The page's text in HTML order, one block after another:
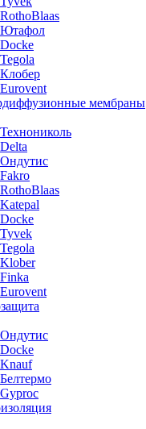
RothoBlaas
Ютафол
Docke
Tegola
Клобер
Eurovent
мембраны
Технониколь
Delta
Ондутис
Fakro
RothoBlaas
Katepal
Docke
Tyvek
Tegola
Klober
Finka
Eurovent
Ондутис
Docke
Knauf
Белтермо
Gyproc